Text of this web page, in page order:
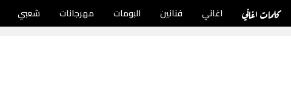
كلمات اغاني اغاني فنانين البومات مهرجانات شعبي